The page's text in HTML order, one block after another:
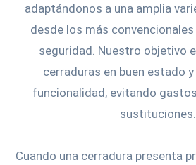
adaptándonos a una amplia
desde los más
seguridad. Nuestro objetivo
cerraduras en buen estado
funcionalidad, evitando
sustituciones.
Cuando una cerradura presenta